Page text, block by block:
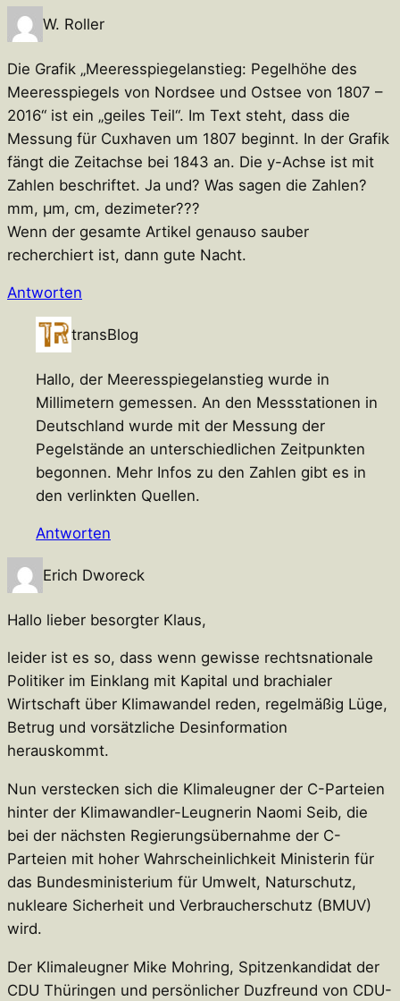
W. Roller
Die Grafik „Meeresspiegelanstieg: Pegelhöhe des
Meeresspiegels von Nordsee und Ostsee von 1807 –
2016“ ist ein „geiles Teil“. Im Text steht, dass die
Messung für Cuxhaven um 1807 beginnt. In der Grafik
fängt die Zeitachse bei 1843 an. Die y-Achse ist mit
Zahlen beschriftet. Ja und? Was sagen die Zahlen?
mm, µm, cm, dezimeter???
Wenn der gesamte Artikel genauso sauber
recherchiert ist, dann gute Nacht.
Antworten
transBlog
Hallo, der Meeresspiegelanstieg wurde in
Millimetern gemessen. An den Messstationen in
Deutschland wurde mit der Messung der
Pegelstände an unterschiedlichen Zeitpunkten
begonnen. Mehr Infos zu den Zahlen gibt es in
den verlinkten Quellen.
Antworten
Erich Dworeck
Hallo lieber besorgter Klaus,
leider ist es so, dass wenn gewisse rechtsnationale
Politiker im Einklang mit Kapital und brachialer
Wirtschaft über Klimawandel reden, regelmäßig Lüge,
Betrug und vorsätzliche Desinformation
herauskommt.
Nun verstecken sich die Klimaleugner der C-Parteien
hinter der Klimawandler-Leugnerin Naomi Seib, die
bei der nächsten Regierungsübernahme der C-
Parteien mit hoher Wahrscheinlichkeit Ministerin für
das Bundesministerium für Umwelt, Naturschutz,
nukleare Sicherheit und Verbraucherschutz (BMUV)
wird.
Der Klimaleugner Mike Mohring, Spitzenkandidat der
CDU Thüringen und persönlicher Duzfreund von CDU-